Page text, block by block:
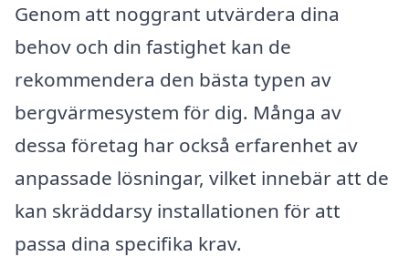
Genom att noggrant utvärdera dina
behov och din fastighet kan de
rekommendera den bästa typen av
bergvärmesystem för dig. Många av
dessa företag har också erfarenhet av
anpassade lösningar, vilket innebär att de
kan skräddarsy installationen för att
passa dina specifika krav.